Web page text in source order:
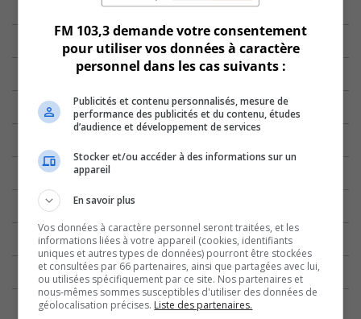
FM 103,3 demande votre consentement
pour utiliser vos données à caractère
personnel dans les cas suivants :
Publicités et contenu personnalisés, mesure de
performance des publicités et du contenu, études
d’audience et développement de services
Stocker et/ou accéder à des informations sur un
appareil
En savoir plus
Vos données à caractère personnel seront traitées, et les
informations liées à votre appareil (cookies, identifiants
uniques et autres types de données) pourront être stockées
et consultées par 66 partenaires, ainsi que partagées avec lui,
ou utilisées spécifiquement par ce site. Nos partenaires et
nous-mêmes sommes susceptibles d'utiliser des données de
géolocalisation précises. Liste des partenaires.